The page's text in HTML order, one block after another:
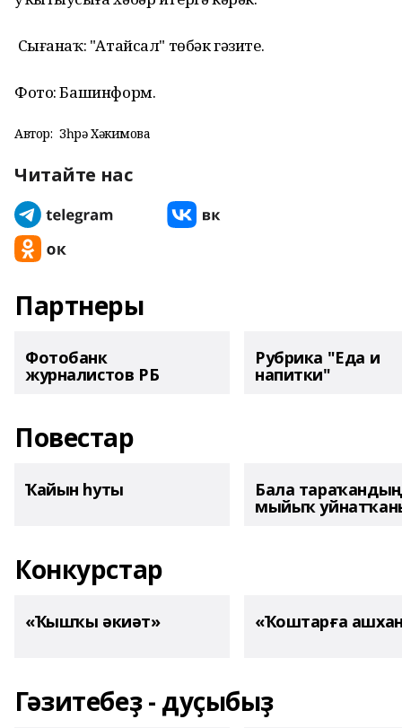
Сығанаҡ: "Атайсал" төбәк гәзите.
Фото: Башинформ.
Автор: Зөһрә Хәкимова
Читайте нас
Партнеры
Фотобанк
журналистов РБ
Рубрика "Еда и
напитки"
Повестар
Ҡайын һуты Бала тараҡандың
мыйыҡ
Конкурстар
«Ҡышҡы әкиәт» «Ҡоштарға
Гәзитебеҙ - дуҫыбыҙ